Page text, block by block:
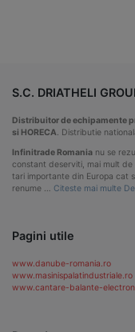
S.C. DRIATHELI
Distribuitor de echipamente
si HORECA . Distributie
Infinitrade Romania nu se
constant deserviti, mai mult
tari importante din Europa cat
renume … Citeste mai multe
Pagini utile
www.danube-romania.ro
www.masinispalatindustriale.ro
www.cantare-balante-